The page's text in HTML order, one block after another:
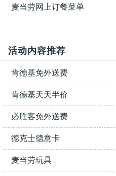
麦当劳网上订餐菜单
活动内容推荐
肯德基免外送费
肯德基天天半价
必胜客免外送费
德克士德意卡
麦当劳玩具